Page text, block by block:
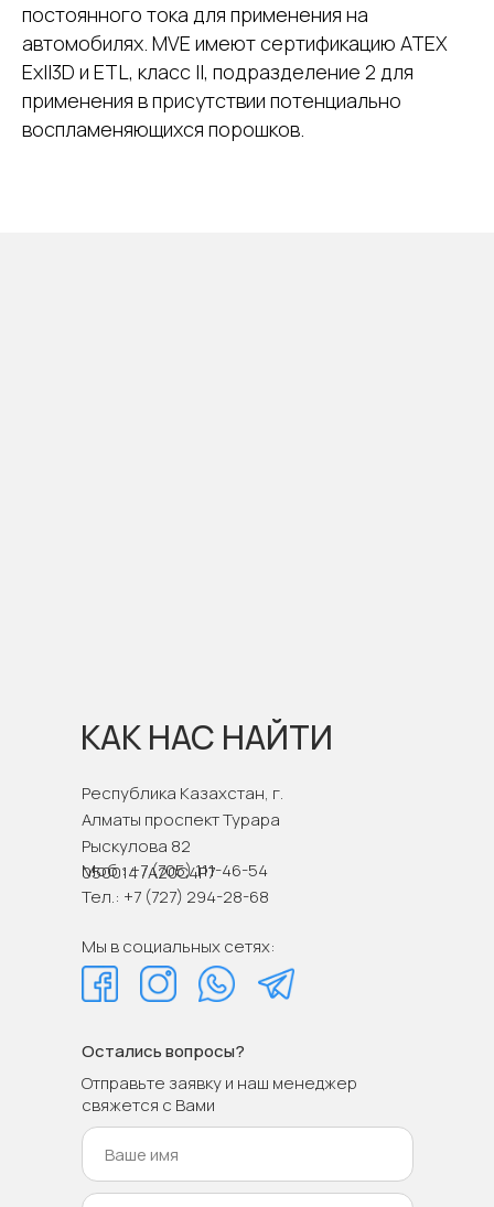
постоянного тока для применения на
автомобилях. MVE имеют сертификацию ATEX
ExII3D и ETL, класс II, подразделение 2 для
применения в присутствии потенциально
воспламеняющихся порошков.
КАК НАС НАЙТИ
Республика Казахстан, г.
Алматы проспект Турара
Рыскулова 82
050014 /A20C4P7
Моб.: +7 (705) 111-46-54
Тел.: +7 (727) 294-28-68
Мы в социальных сетях:
Остались вопросы?
Отправьте заявку и наш менеджер
свяжется с Вами